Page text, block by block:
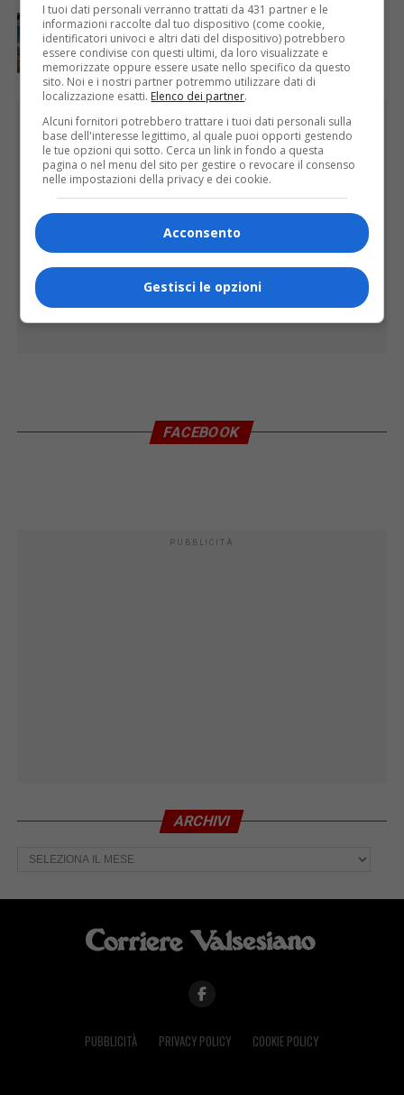
ATTUALITÀ 4 giorni fa
Concluso il Master Gessi Summer Excellence 2026
FACEBOOK
PUBBLICITÀ
ARCHIVI
Archivi
PUBBLICITÀ PRIVACY POLICY COOKIE POLICY
I tuoi dati personali verranno trattati da 431 partner e le
informazioni raccolte dal tuo dispositivo (come cookie,
identificatori univoci e altri dati del dispositivo) potrebbero
essere condivise con questi ultimi, da loro visualizzate e
memorizzate oppure essere usate nello specifico da questo
sito. Noi e i nostri partner potremmo utilizzare dati di
localizzazione esatti. Elenco dei partner.
Alcuni fornitori potrebbero trattare i tuoi dati personali sulla
base dell'interesse legittimo, al quale puoi opporti gestendo
le tue opzioni qui sotto. Cerca un link in fondo a questa
pagina o nel menu del sito per gestire o revocare il consenso
nelle impostazioni della privacy e dei cookie.
Acconsento
Gestisci le opzioni